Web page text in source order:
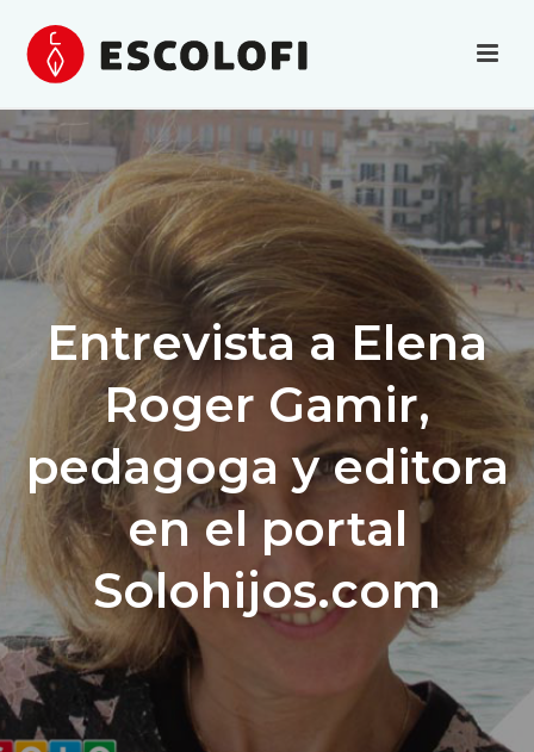
Entrevista a Elena
Roger Gamir,
pedagoga y editora
en el portal
Solohijos.com